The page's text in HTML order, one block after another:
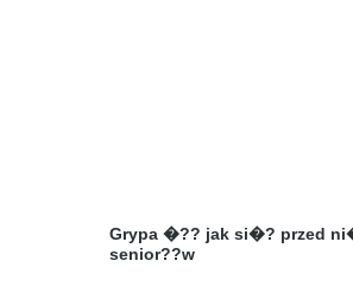
Grypa �?? jak si�? przed
senior??w